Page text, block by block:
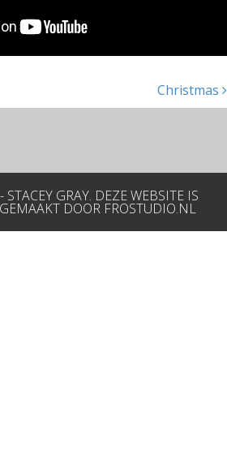
Christmas
GRAY. DEZE WEBSITE IS
DOOR FROSTUDIO.NL